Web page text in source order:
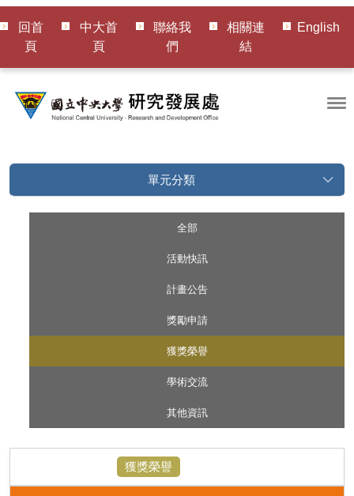
回首
頁
中大首
頁
聯絡我
們
相關連
結
English
單元分類
全部
活動快訊
計畫公告
獎勵申請
獲獎榮譽
學術交流
其他資訊
獲獎榮譽